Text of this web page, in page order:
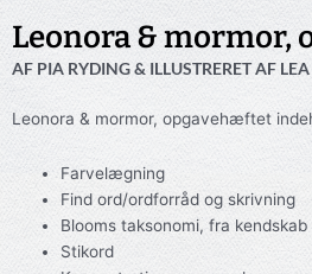
Leonora & mormor,
AF PIA RYDING & ILLUSTRERET AF
Leonora & mormor, opgavehæftet
Farvelægning
Find ord/ordforråd og skrivning
Blooms taksonomi, fra
Stikord